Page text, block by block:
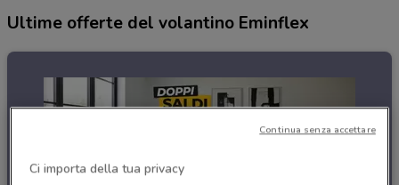
Ultime offerte del volantino Eminflex
Ci importa della tua privacy
Continua senza accettare